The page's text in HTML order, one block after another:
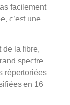
facilement
c’est une
de la fibre,
spectre
répertoriées
en 16